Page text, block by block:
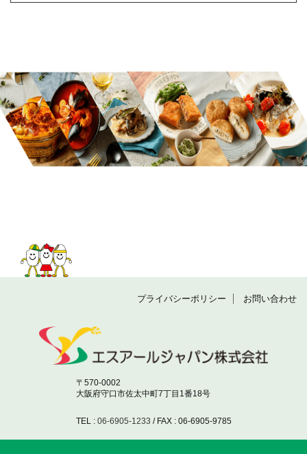
プライバシーポリシー お問い合わせ
〒570-0002
大阪府守口市佐太中町7丁目1番18号
TEL : 06-6905-1233 / FAX : 06-6905-9785